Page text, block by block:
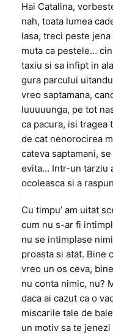
Hai Catalina,
nah, toata lumea
lasa, treci peste
muta ca pestele…
taxiu si sa infipt in
gura parcului
vreo saptamana,
luuuuunga, pe tot
ca pacura, isi tragea
de cat nenorocirea
cateva saptamani,
evita… Intr-un tarziu
ocoleasca si a
Cu timpu’ am uitat
cum nu s-ar fi
nu se intimplase
proasta si atat. Bine
vreo un os ceva,
nu conta nimic, nu?
daca ai cazut ca o
miscarile tale de
un motiv sa te jenezi